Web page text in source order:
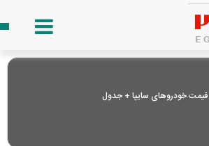
قیمت خودرو‌های سایپا + جدول